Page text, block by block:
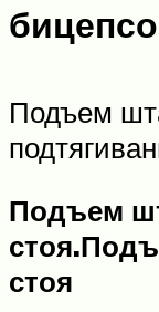
Подъем
Подъем
стоя.
стоя